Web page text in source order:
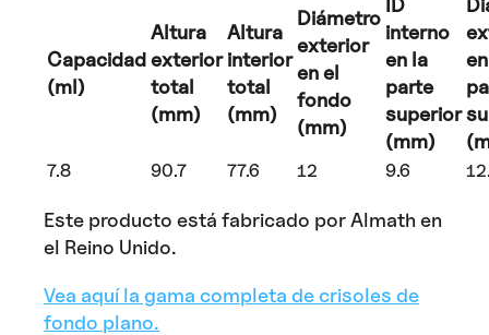
Capacidad
(ml)
Altura
exterior
total
(mm)
Altura
interior
total
(mm)
Diámetro
exterior
en el
fondo
(mm)
interno
en la
parte
superior
(mm)
7.8 90.7 77.6 12 9.6
Este producto está fabricado por Almath en
el Reino Unido.
Vea aquí la gama completa de crisoles de
fondo plano.